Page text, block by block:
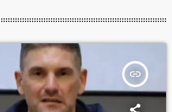
insert_link